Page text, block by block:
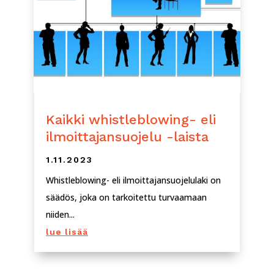
Kaikki whistleblowing- eli
ilmoittajansuojelu -laista
1.11.2023
Whistleblowing- eli ilmoittajansuojelulaki on
säädös, joka on tarkoitettu turvaamaan
niiden...
lue lisää